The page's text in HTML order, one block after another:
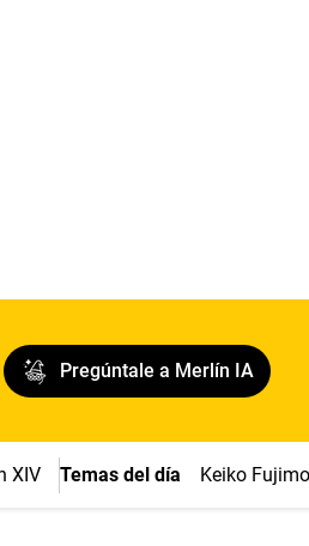
Pregúntale a Merlín IA
XIV Temas del día Keiko